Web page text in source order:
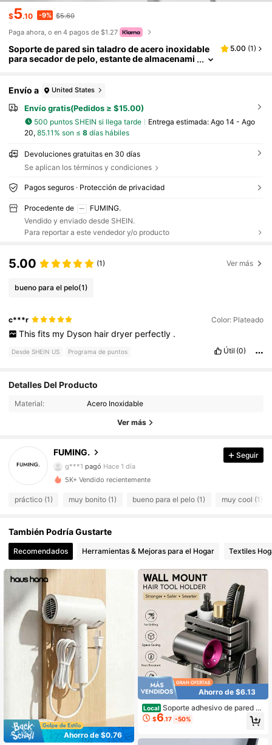
$5.10 -9% $5.60
Paga ahora, o en 4 pagos de $1.27
Soporte de pared sin taladro de acero inoxidable
para secador de pelo, estante de almacenami
5.00 (1)
Envío a United States
Envío gratis(Pedidos ≥ $15.00)
500 puntos SHEIN si llega tarde Entrega estimada: Ago 14 - Ago
20, 85.11% son ≤ 8días hábiles
Devoluciones gratuitas en 30 días
Se aplican los términos y condiciones
Pagos seguros · Protección de privacidad
Procedente de
FUMING.
Vendido y enviado desde SHEIN.
Para reportar a este vendedor y/o producto
5.00 (1) Ver más
bueno para el pelo(1)
c***r Color: Plateado
This fits my Dyson hair dryer perfectly .
Desde SHEIN US Programa de puntos Útil (0)
Detalles Del Producto
Material: Acero Inoxidable
Ver más
FUMING.
68 Seguidores
68 Seguidores
4.66
68 Seguidores
g***1 pagó Hace 1 día
4.66 68 Seguidores
Seguir
5K+ Vendido recientemente
práctico (1) muy bonito (1) bueno para el pelo (1) muy cool (1)
También Podría Gustarte
Recomendados Herramientas & Mejoras para el Hogar Textiles
Ahorro de $0.76
Ahorro de $6.13
Local Soporte adhesivo de pared pa
ra secador de pelo, organizador de
baño sin taladro con cesta de alma
ra secadores, rizadores y accesorio
$6.17 -50%